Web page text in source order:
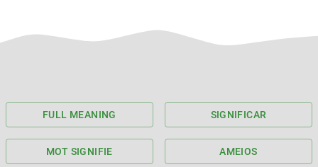
FULL MEANING SIGNIFICAR
MOT SIGNIFIE AMEIOS